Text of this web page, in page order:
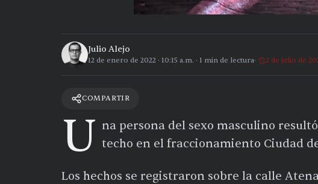
Julio Alejo
12 de enero de 2022 · 10:15 a.m. · 1 min de lectura 2 de julio de
COMPARTIR
U na persona del sexo masculino
techo en el fraccionamiento Ciudad
Los hechos se registraron sobre la calle